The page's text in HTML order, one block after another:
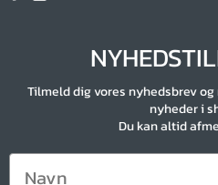
Tilmeld dig vores nyhedsbrev
nyheder i
Du kan altid